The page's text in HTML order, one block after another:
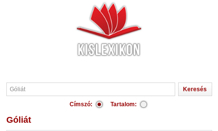
Címszó: Tartalom:
Góliát